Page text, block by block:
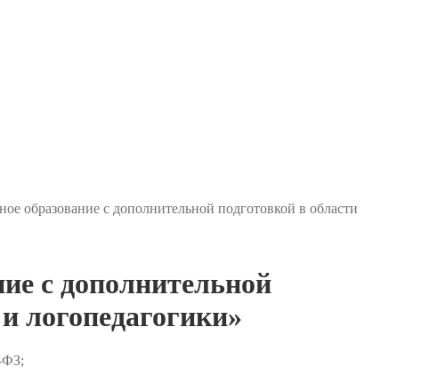
образование с дополнительной подготовкой в области
с дополнительной
логопедагогики»
ФЗ;